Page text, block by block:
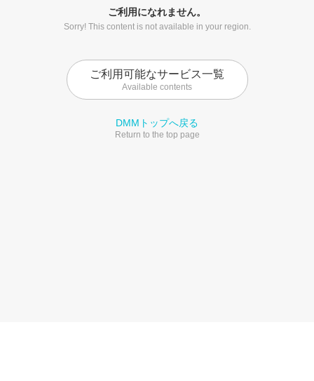
ご利用になれません。
Sorry! This content is not available in your region.
ご利用可能なサービス一覧
Available contents
DMMトップへ戻る
Return to the top page